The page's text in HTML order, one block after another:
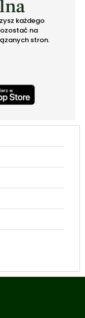
każdego
na
stron.